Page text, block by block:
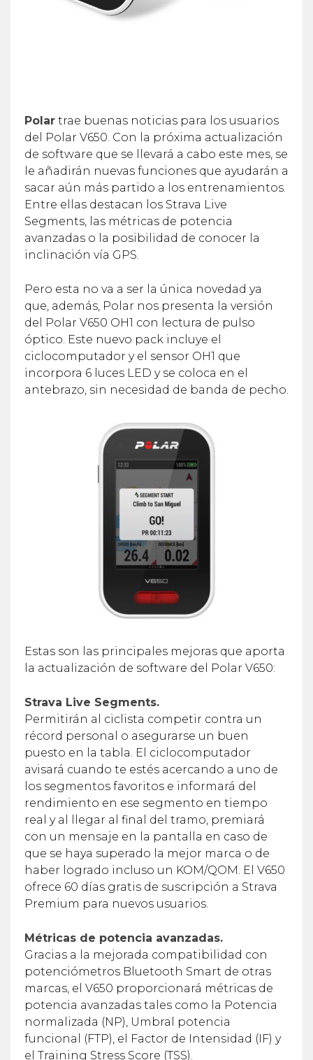
Polar trae buenas noticias para los usuarios
del Polar V650. Con la próxima actualización
de software que se llevará a cabo este mes, se
le añadirán nuevas funciones que ayudarán a
sacar aún más partido a los entrenamientos.
Entre ellas destacan los Strava Live
Segments, las métricas de potencia
avanzadas o la posibilidad de conocer la
inclinación vía GPS.
Pero esta no va a ser la única novedad ya
que, además, Polar nos presenta la versión
del Polar V650 OH1 con lectura de pulso
óptico. Este nuevo pack incluye el
ciclocomputador y el sensor OH1 que
incorpora 6 luces LED y se coloca en el
antebrazo, sin necesidad de banda de pecho.
Estas son las principales mejoras que aporta
la actualización de software del Polar V650:
Strava Live Segments.
Permitirán al ciclista competir contra un
récord personal o asegurarse un buen
puesto en la tabla. El ciclocomputador
avisará cuando te estés acercando a uno de
los segmentos favoritos e informará del
rendimiento en ese segmento en tiempo
real y al llegar al final del tramo, premiará
con un mensaje en la pantalla en caso de
que se haya superado la mejor marca o de
haber logrado incluso un KOM/QOM. El V650
ofrece 60 días gratis de suscripción a Strava
Premium para nuevos usuarios.
Métricas de potencia avanzadas.
Gracias a la mejorada compatibilidad con
potenciómetros Bluetooth Smart de otras
marcas, el V650 proporcionará métricas de
potencia avanzadas tales como la Potencia
normalizada (NP), Umbral potencia
funcional (FTP), el Factor de Intensidad (IF) y
el Training Stress Score (TSS).